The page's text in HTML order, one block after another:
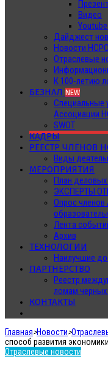
Видео
Дайджест
Новости НСРО
Отраслевые
К 100-летию
БЕЗНАЛ NEW
Специальные
Ассоциации
SWOT
КАДРЫ
РЕЕСТР ЧЛЕНОВ
Виды
МЕРОПРИЯТИЯ
План деловых
ЭКСПЕРТЫ
Опрос членов
Лента
Архив
ТЕХНОЛОГИИ
Наилучшие
ПАРТНЕРСТВО
Реестр
ломам
КОНТАКТЫ
Главная>Новости>
способ развития
Отраслевые новости